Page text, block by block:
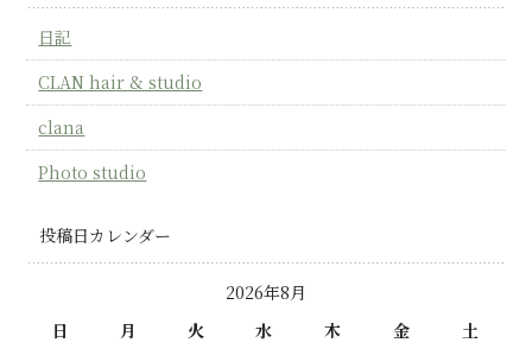
日記
CLAN hair & studio
clana
Photo studio
投稿日カレンダー
2026年8月
日
月 火 水 木 金 土